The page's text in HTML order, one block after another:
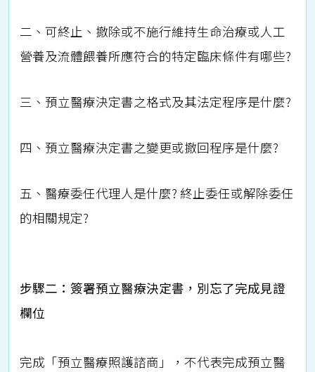
二、可終止、撤除或不施行維持生命治療或人工
營養及流體餵養所應符合的特定臨床條件有哪些?
三、預立醫療決定書之格式及其法定程序是什麼?
四、預立醫療決定書之變更或撤回程序是什麼?
五、醫療委任代理人是什麼? 終止委任或解除委任
的相關規定?
步驟二：簽署預立醫療決定書，別忘了完成見證
欄位
完成「預立醫療照護諮商」，不代表完成預立醫